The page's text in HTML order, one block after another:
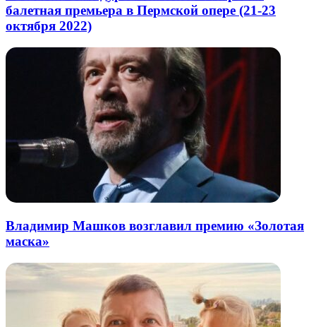
балетная премьера в Пермской опере (21-23
октября 2022)
Владимир Машков возглавил премию «Золотая
маска»